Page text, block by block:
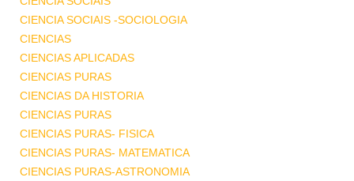
CIENCIA SOCIAIS -SOCIOLOGIA
CIENCIAS
CIENCIAS APLICADAS
CIENCIAS PURAS
CIENCIAS DA HISTORIA
CIENCIAS PURAS
CIENCIAS PURAS- FISICA
CIENCIAS PURAS- MATEMATICA
CIENCIAS PURAS-ASTRONOMIA